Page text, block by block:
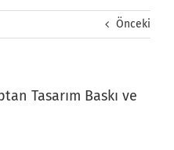
Önceki
Tasarım Baskı ve